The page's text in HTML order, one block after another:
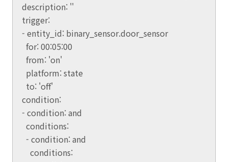
description: ''
trigger:
- entity_id: binary_sensor.door_sensor
for: 00:05:00
from: 'on'
platform: state
to: 'off'
condition:
- condition: and
conditions:
- condition: and
conditions: